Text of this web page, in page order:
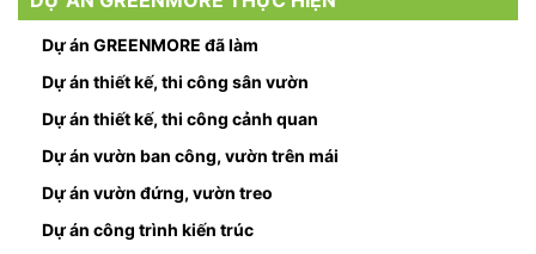
Dự án GREENMORE đã làm
Dự án thiết kế, thi công sân vườn
Dự án thiết kế, thi công cảnh quan
Dự án vườn ban công, vườn trên mái
Dự án vườn đứng, vườn treo
Dự án công trình kiến trúc